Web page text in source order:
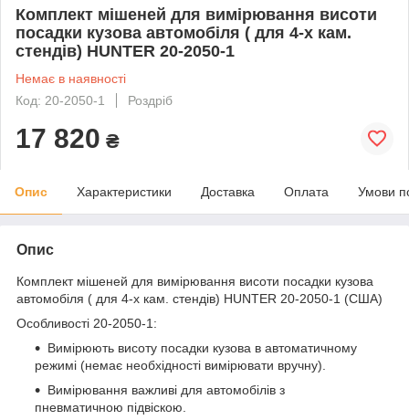
Комплект мішеней для вимірювання висоти
посадки кузова автомобіля ( для 4-х кам.
стендів) HUNTER 20-2050-1
Немає в наявності
Код: 20-2050-1
Роздріб
17 820 ₴
Опис Характеристики Доставка Оплата Умови
Опис
Комплект мішеней для вимірювання висоти посадки кузова
автомобіля ( для 4-х кам. стендів) HUNTER 20-2050-1 (США)
Особливості 20-2050-1:
Вимірюють висоту посадки кузова в автоматичному
режимі (немає необхідності вимірювати вручну).
Вимірювання важливі для автомобілів з
пневматичною підвіскою.